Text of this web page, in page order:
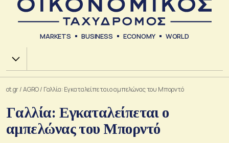
MARKETS BUSINESS ECONOMY WORLD
Χ.Α.
ot.gr/AGRO/ Γαλλία: Εγκαταλείπεται ο αμπελώνας του Μπορντό
Γαλλία: Εγκαταλείπεται ο
αμπελώνας του Μπορντό